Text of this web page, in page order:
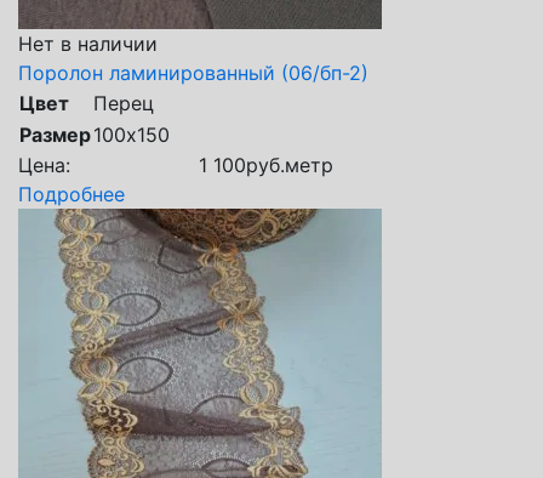
Нет в наличии
Поролон ламинированный (06/бп-2)
Цвет
Перец
Размер100х150
Цена:
1 100руб.метр
Подробнее